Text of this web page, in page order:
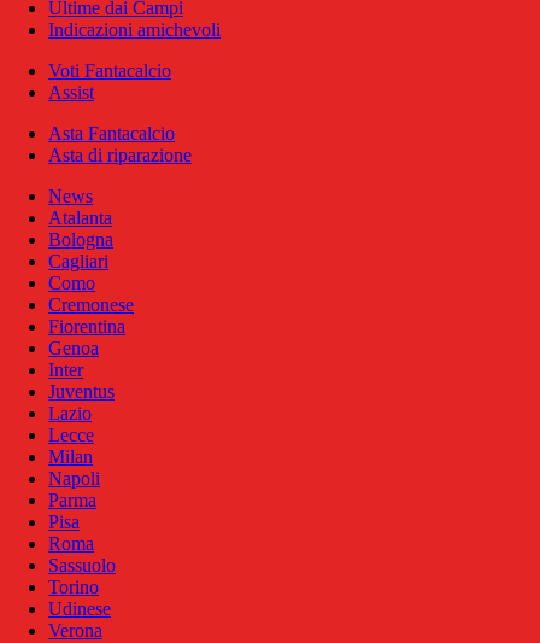
Ultime dai Campi
Indicazioni amichevoli
Voti Fantacalcio
Assist
Asta Fantacalcio
Asta di riparazione
News
Atalanta
Bologna
Cagliari
Como
Cremonese
Fiorentina
Genoa
Inter
Juventus
Lazio
Lecce
Milan
Napoli
Parma
Pisa
Roma
Sassuolo
Torino
Udinese
Verona